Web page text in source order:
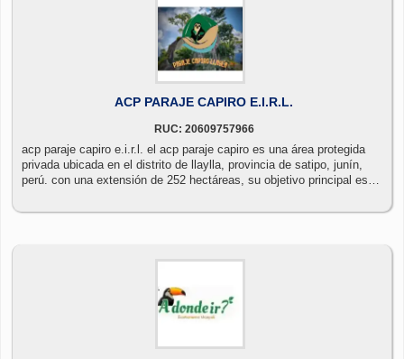
ACP PARAJE CAPIRO E.I.R.L.
RUC: 20609757966
acp paraje capiro e.i.r.l. el acp paraje capiro es una área protegida
privada ubicada en el distrito de llaylla, provincia de satipo, junín,
perú. con una extensión de 252 hectáreas, su objetivo principal es